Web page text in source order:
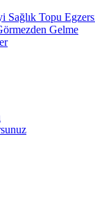
Topu
Gelme